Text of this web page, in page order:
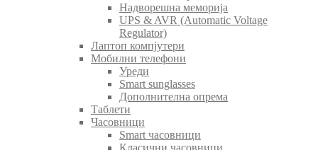
Надворешна меморија
UPS & AVR (Automatic Voltage
Regulator)
Лаптоп компјутери
Мобилни телефони
Уреди
Smart sunglasses
Дополнителна опрема
Таблети
Часовници
Smart часовници
Класични часовници